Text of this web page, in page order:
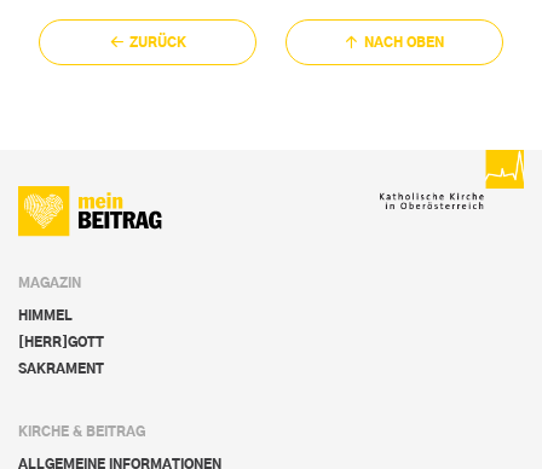
ZURÜCK NACH OBEN
MAGAZIN
HIMMEL
[HERR]GOTT
SAKRAMENT
KIRCHE & BEITRAG
ALLGEMEINE INFORMATIONEN